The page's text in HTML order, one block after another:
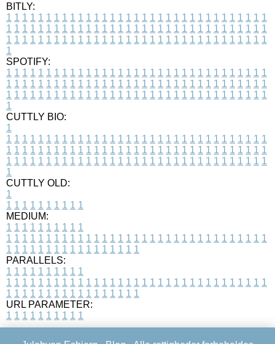
BITLY:
1 1 1 1 1 1 1 1 1 1 1 1 1 1 1 1 1 1 1 1 1 1 1 1 1 1 1 1 1 1 1 1 1
1 1 1 1 1 1 1 1 1 1 1 1 1 1 1 1 1 1 1 1 1 1 1 1 1 1 1 1 1 1 1 1 1
1 1 1 1 1 1 1 1 1 1 1 1 1 1 1 1 1 1 1 1 1 1 1 1 1 1 1 1 1 1 1 1 1
1
SPOTIFY:
1 1 1 1 1 1 1 1 1 1 1 1 1 1 1 1 1 1 1 1 1 1 1 1 1 1 1 1 1 1 1 1 1
1 1 1 1 1 1 1 1 1 1 1 1 1 1 1 1 1 1 1 1 1 1 1 1 1 1 1 1 1 1 1 1 1
1 1 1 1 1 1 1 1 1 1 1 1 1 1 1 1 1 1 1 1 1 1 1 1 1 1 1 1 1 1 1 1 1
1
CUTTLY BIO:
1
1 1 1 1 1 1 1 1 1 1 1 1 1 1 1 1 1 1 1 1 1 1 1 1 1 1 1 1 1 1 1 1 1
1 1 1 1 1 1 1 1 1 1 1 1 1 1 1 1 1 1 1 1 1 1 1 1 1 1 1 1 1 1 1 1 1
1 1 1 1 1 1 1 1 1 1 1 1 1 1 1 1 1 1 1 1 1 1 1 1 1 1 1 1 1 1 1 1 1
1
CUTTLY OLD:
1
1 1 1 1 1 1 1 1 1 1
MEDIUM:
1 1 1 1 1 1 1 1 1 1
1 1 1 1 1 1 1 1 1 1 1 1 1 1 1 1 1 1 1 1 1 1 1 1 1 1 1 1 1 1 1 1 1
1 1 1 1 1 1 1 1 1 1 1 1 1 1 1 1 1
PARALLELS:
1 1 1 1 1 1 1 1 1 1
1 1 1 1 1 1 1 1 1 1 1 1 1 1 1 1 1 1 1 1 1 1 1 1 1 1 1 1 1 1 1 1 1
1 1 1 1 1 1 1 1 1 1 1 1 1 1 1 1 1
URL PARAMETER:
1 1 1 1 1 1 1 1 1 1